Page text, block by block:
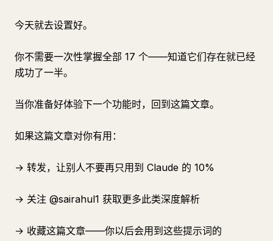
今天就去设置好。
你不需要一次性掌握全部 17 个——知道它们存在就已经
成功了一半。
当你准备好体验下一个功能时，回到这篇文章。
如果这篇文章对你有用：
→ 转发，让别人不要再只用到 Claude 的 10%
→ 关注 @sairahul1 获取更多此类深度解析
→ 收藏这篇文章——你以后会用到这些提示词的